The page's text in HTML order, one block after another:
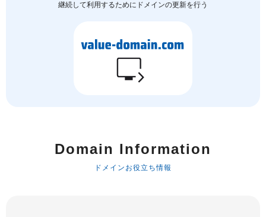
継続して利用するためにドメインの更新を行う
Domain Information
ドメインお役立ち情報